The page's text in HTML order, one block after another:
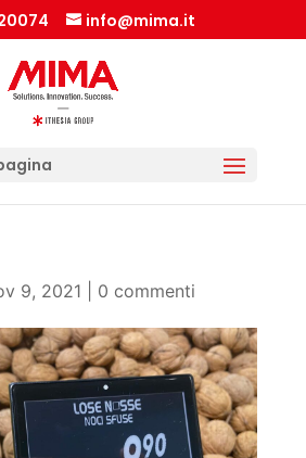
info@mima.it
9, 2021 0 commenti